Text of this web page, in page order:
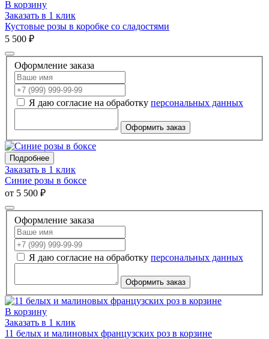
В корзину
Заказать в 1 клик
Кустовые розы в коробке со сладостями
5 500 ₽
Оформление заказа
Я даю согласие на обработку персональных данных
Оформить заказ
Подробнее
Заказать в 1 клик
Синие розы в боксе
от 5 500 ₽
Оформление заказа
Я даю согласие на обработку персональных данных
Оформить заказ
В корзину
Заказать в 1 клик
11 белых и малиновых французских роз в корзине